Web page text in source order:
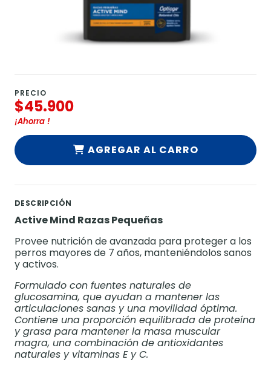
PRECIO
$45.900
¡Ahorra !
AGREGAR AL CARRO
DESCRIPCIÓN
Active Mind Razas Pequeñas
Provee nutrición de avanzada para proteger a los
perros mayores de 7 años, manteniéndolos sanos
y activos.
Formulado con fuentes naturales de
glucosamina, que ayudan a mantener las
articulaciones sanas y una movilidad óptima.
Contiene una proporción equilibrada de proteína
y grasa para mantener la masa muscular
magra, una combinación de antioxidantes
naturales y vitaminas E y C.